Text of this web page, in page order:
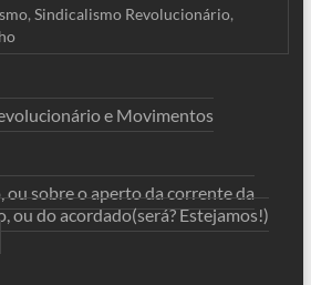
, Sindicalismo Revolucionário,
e Movimentos
ou sobre o aperto da corrente da
ou do acordado(será? Estejamos!)